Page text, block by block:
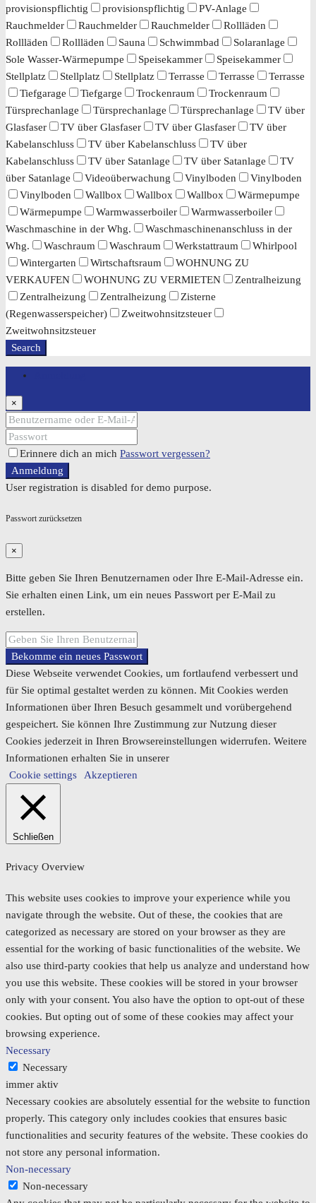
provisionspflichtig
provisionspflichtig
PV-Anlage
Rauchmelder
Rauchmelder Rauchmelder
Rollläden
Rollläden
Rollläden Sauna Schwimmbad
Solaranlage
Sole Wasser-Wärmepumpe
Speisekammer
Speisekammer
Stellplatz
Stellplatz Stellplatz Terrasse Terrasse
Terrasse
Tiefgarage
Tiefgarge Trockenraum
Trockenraum
Türsprechanlage
Türsprechanlage Türsprechanlage
TV über
Glasfaser
TV über Glasfaser TV über Glasfaser
TV über
Kabelanschluss
TV über Kabelanschluss
TV über
Kabelanschluss
TV über Satanlage TV über Satanlage
TV
über Satanlage
Videoüberwachung Vinylboden
Vinylboden
Vinylboden
Wallbox Wallbox Wallbox
Wärmepumpe
Wärmepumpe
Warmwasserboiler
Warmwasserboiler
Waschmaschine in der Whg.
Waschmaschinenanschluss in der
Whg.
Waschraum Waschraum Werkstattraum
Whirlpool
Wintergarten
Wirtschaftsraum
WOHNUNG ZU
VERKAUFEN
WOHNUNG ZU VERMIETEN
Zentralheizung
Zentralheizung
Zentralheizung
Zisterne
(Regenwasserspeicher)
Zweitwohnsitzsteuer
Zweitwohnsitzsteuer
Search
×
Erinnere dich an mich Passwort vergessen?
Anmeldung
User registration is disabled for demo purpose.
Passwort zurücksetzen
×
Bitte geben Sie Ihren Benutzernamen oder Ihre E-Mail-Adresse ein.
Sie erhalten einen Link, um ein neues Passwort per E-Mail zu
erstellen.
Bekomme ein neues Passwort
Diese Webseite verwendet Cookies, um fortlaufend verbessert und
für Sie optimal gestaltet werden zu können. Mit Cookies werden
Informationen über Ihren Besuch gesammelt und vorübergehend
gespeichert. Sie können Ihre Zustimmung zur Nutzung dieser
Cookies jederzeit in Ihren Browsereinstellungen widerrufen. Weitere
Informationen erhalten Sie in unserer
Cookie settings
Akzeptieren
Schließen
Privacy Overview
This website uses cookies to improve your experience while you
navigate through the website. Out of these, the cookies that are
categorized as necessary are stored on your browser as they are
essential for the working of basic functionalities of the website. We
also use third-party cookies that help us analyze and understand how
you use this website. These cookies will be stored in your browser
only with your consent. You also have the option to opt-out of these
cookies. But opting out of some of these cookies may affect your
browsing experience.
Necessary
Necessary
immer aktiv
Necessary cookies are absolutely essential for the website to function
properly. This category only includes cookies that ensures basic
functionalities and security features of the website. These cookies do
not store any personal information.
Non-necessary
Non-necessary